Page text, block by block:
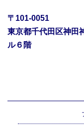
〒101-0051
東京都千代田区神
ル６階